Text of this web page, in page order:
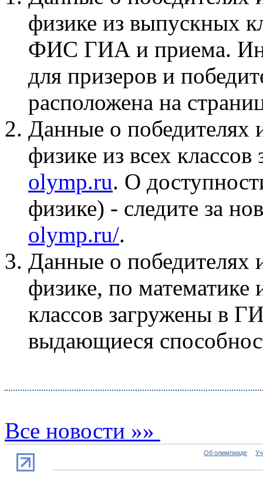
физике из выпускных
ФИС ГИА и приема.
для призеров и
расположена на
Данные о
физике из всех
olymp.ru. О
физике) - следите за
olymp.ru/.
Данные о
физике, по математике
классов загружены в
выдающиеся
Все новости »»
Об олимпиаде